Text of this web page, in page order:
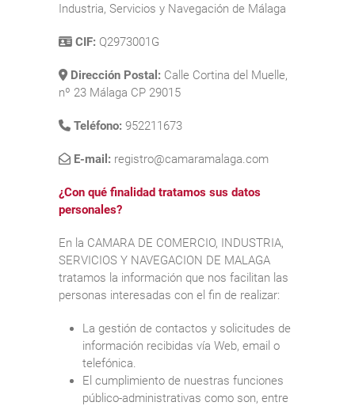
Industria, Servicios y Navegación de Málaga
CIF: Q2973001G
Dirección Postal: Calle Cortina del Muelle,
nº 23 Málaga CP 29015
Teléfono: 952211673
E-mail: registro@camaramalaga.com
¿Con qué finalidad tratamos sus datos
personales?
En la CAMARA DE COMERCIO, INDUSTRIA,
SERVICIOS Y NAVEGACION DE MALAGA
tratamos la información que nos facilitan las
personas interesadas con el fin de realizar:
La gestión de contactos y solicitudes de
información recibidas vía Web, email o
telefónica.
El cumplimiento de nuestras funciones
público-administrativas como son, entre